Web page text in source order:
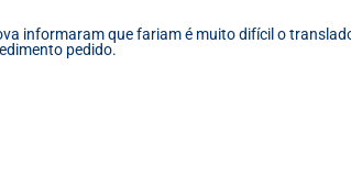
informaram que fariam é muito difícil o
pedido.